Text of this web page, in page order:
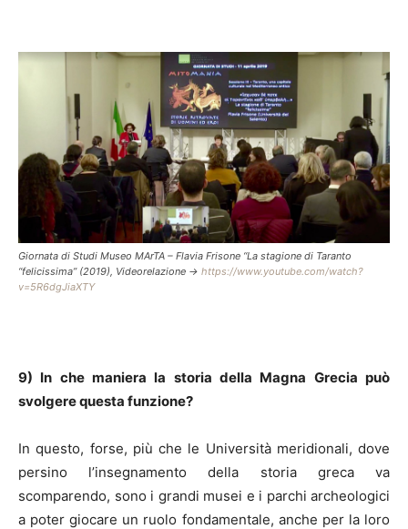
Giornata di Studi Museo MArTA – Flavia Frisone “La stagione di Taranto
“felicissima” (2019), Videorelazione -> https://www.youtube.com/watch?
v=5R6dgJiaXTY
9) In che maniera la storia della Magna Grecia può
svolgere questa funzione?
In questo, forse, più che le Università meridionali, dove
persino l’insegnamento della storia greca va
scomparendo, sono i grandi musei e i parchi archeologici
a poter giocare un ruolo fondamentale, anche per la loro